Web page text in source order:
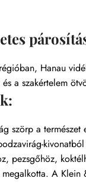
Hanau
és a szakértelem
szörp a
pezsgőhöz,
megalkotta. A